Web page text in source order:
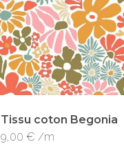
Tissu coton Begonia
9,00 € /m